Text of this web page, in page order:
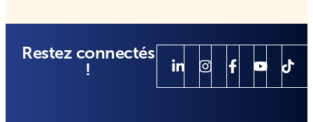
Restez connectés
!